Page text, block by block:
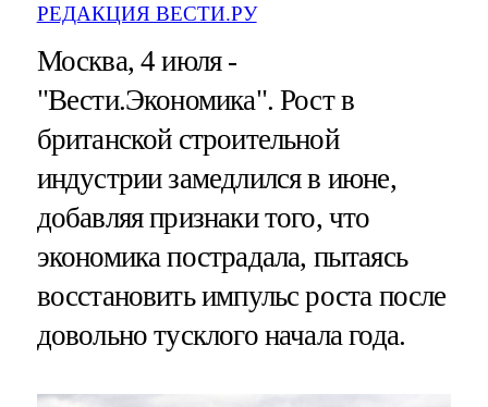
РЕДАКЦИЯ ВЕСТИ.РУ
Москва, 4 июля -
"Вести.Экономика".Рост в
британской строительной
индустрии замедлился в июне,
добавляя признаки того, что
экономика пострадала, пытаясь
восстановить импульс роста после
довольно тусклого начала года.